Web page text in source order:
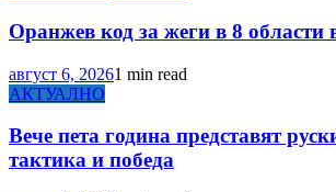
Оранжев код за жеги в 8 области
август 6, 20261 min read
АКТУАЛНО
Вече пета година представят
тактика и победа